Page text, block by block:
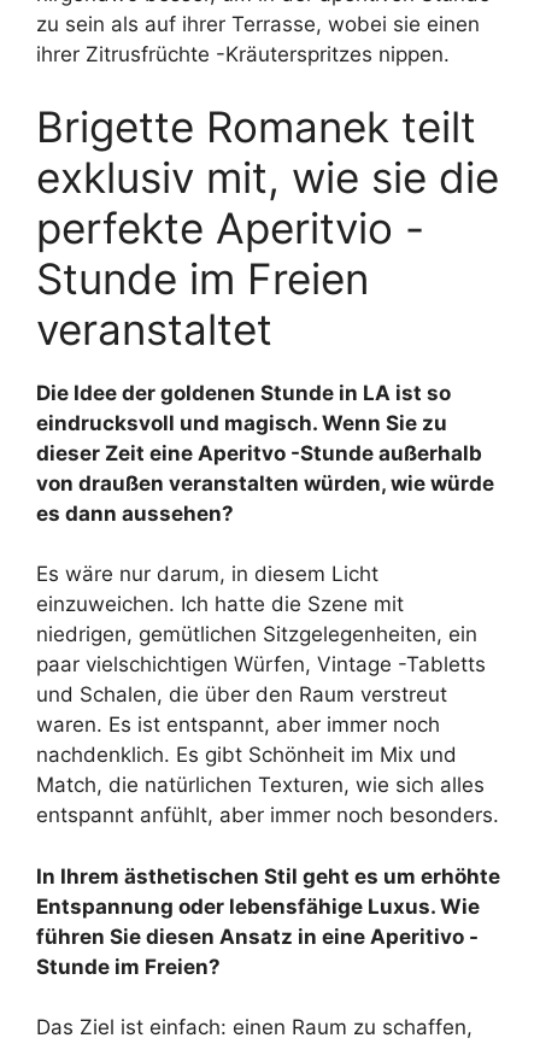
zu sein als auf ihrer Terrasse, wobei sie einen
ihrer Zitrusfrüchte -Kräuterspritzes nippen.
Brigette Romanek teilt
exklusiv mit, wie sie die
perfekte Aperitvio -
Stunde im Freien
veranstaltet
Die Idee der goldenen Stunde in LA ist so
eindrucksvoll und magisch. Wenn Sie zu
dieser Zeit eine Aperitvo -Stunde außerhalb
von draußen veranstalten würden, wie würde
es dann aussehen?
Es wäre nur darum, in diesem Licht
einzuweichen. Ich hatte die Szene mit
niedrigen, gemütlichen Sitzgelegenheiten, ein
paar vielschichtigen Würfen, Vintage -Tabletts
und Schalen, die über den Raum verstreut
waren. Es ist entspannt, aber immer noch
nachdenklich. Es gibt Schönheit im Mix und
Match, die natürlichen Texturen, wie sich alles
entspannt anfühlt, aber immer noch besonders.
In Ihrem ästhetischen Stil geht es um erhöhte
Entspannung oder lebensfähige Luxus. Wie
führen Sie diesen Ansatz in eine Aperitivo -
Stunde im Freien?
Das Ziel ist einfach: einen Raum zu schaffen,